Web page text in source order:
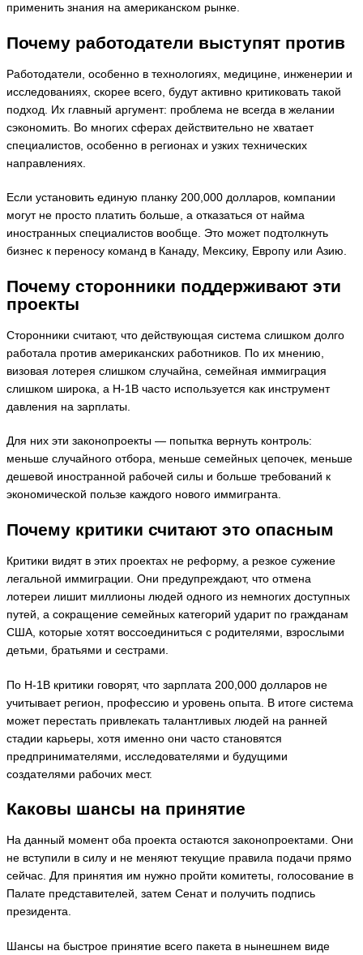
применить знания на американском рынке.
Почему работодатели выступят против
Работодатели, особенно в технологиях, медицине, инженерии и
исследованиях, скорее всего, будут активно критиковать такой
подход. Их главный аргумент: проблема не всегда в желании
сэкономить. Во многих сферах действительно не хватает
специалистов, особенно в регионах и узких технических
направлениях.
Если установить единую планку 200,000 долларов, компании
могут не просто платить больше, а отказаться от найма
иностранных специалистов вообще. Это может подтолкнуть
бизнес к переносу команд в Канаду, Мексику, Европу или Азию.
Почему сторонники поддерживают эти
проекты
Сторонники считают, что действующая система слишком долго
работала против американских работников. По их мнению,
визовая лотерея слишком случайна, семейная иммиграция
слишком широка, а H-1B часто используется как инструмент
давления на зарплаты.
Для них эти законопроекты — попытка вернуть контроль:
меньше случайного отбора, меньше семейных цепочек, меньше
дешевой иностранной рабочей силы и больше требований к
экономической пользе каждого нового иммигранта.
Почему критики считают это опасным
Критики видят в этих проектах не реформу, а резкое сужение
легальной иммиграции. Они предупреждают, что отмена
лотереи лишит миллионы людей одного из немногих доступных
путей, а сокращение семейных категорий ударит по гражданам
США, которые хотят воссоединиться с родителями, взрослыми
детьми, братьями и сестрами.
По H-1B критики говорят, что зарплата 200,000 долларов не
учитывает регион, профессию и уровень опыта. В итоге система
может перестать привлекать талантливых людей на ранней
стадии карьеры, хотя именно они часто становятся
предпринимателями, исследователями и будущими
создателями рабочих мест.
Каковы шансы на принятие
На данный момент оба проекта остаются законопроектами. Они
не вступили в силу и не меняют текущие правила подачи прямо
сейчас. Для принятия им нужно пройти комитеты, голосование в
Палате представителей, затем Сенат и получить подпись
президента.
Шансы на быстрое принятие всего пакета в нынешнем виде